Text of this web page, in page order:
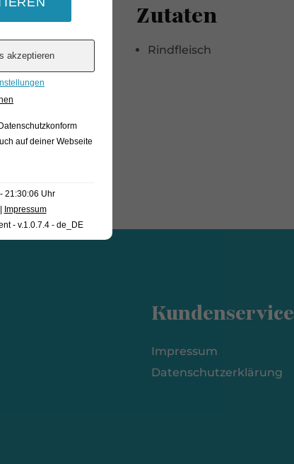
was
zu
von +/- 15
Zutaten
Rindfleisch
Kundenservice
Impressum
Datenschutzerklärung
auf deiner Webseite
21:30:06 Uhr
| Impressum
- v.1.0.7.4 - de_DE